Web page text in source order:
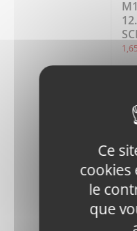
1,65
Ce
cookies
le
que